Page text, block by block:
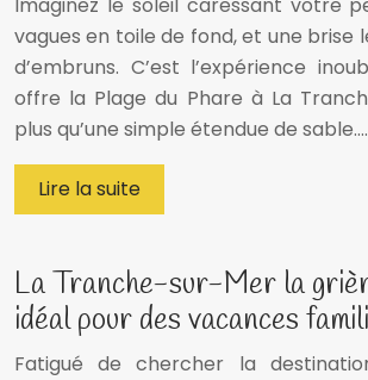
Imaginez le soleil caressant votre
vagues en toile de fond, et une brise
d’embruns. C’est l’expérience
offre la Plage du Phare à La
plus qu’une simple étendue de sable….
Lire la suite
La Tranche-sur-Mer la
idéal pour des vacances
Fatigué de chercher la